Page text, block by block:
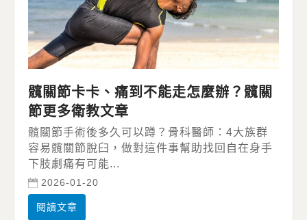
髖關節卡卡、痛到不能走怎麼辦？髖關
節更多衛教文章
髖關節手術後多久可以蹲？骨科醫師：4大族群
容易髖關節脫臼，做對這件事幫助找回自在身手
下肢劇痛有可能...
2026-01-20
閱讀文章